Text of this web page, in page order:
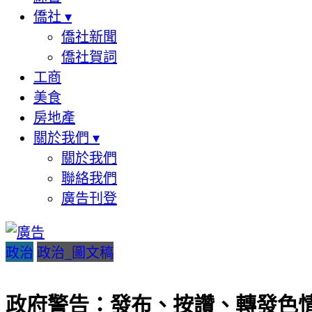
僑社 ▾
僑社新聞
僑社賀詞
工商
美食
房地產
關於我們 ▾
關於我們
聯絡我們
廣告刊登
政治 政治_圖文稿
政府警告：發布、按讚、轉發色